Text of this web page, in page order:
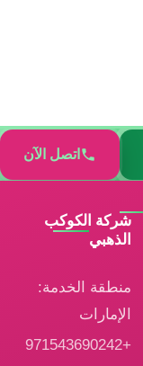
اتصل الآن
شركة الكوكب
الذهبي
منطقة الخدمة:
الإمارات
+971543690242